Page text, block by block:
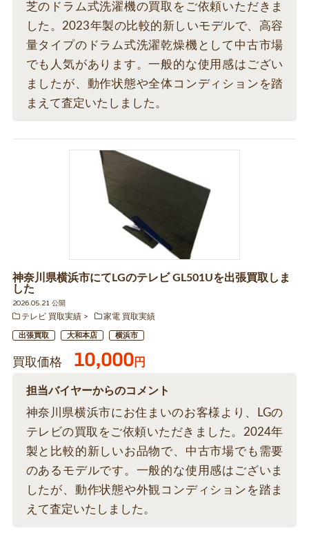
芝のドラム式洗濯機の買取をご依頼いただきま
した。2023年製の比較的新しいモデルで、高容
量タイプのドラム式洗濯乾燥機として中古市場
でも人気があります。一般的な使用感はござい
ましたが、動作状態や全体コンディションを踏
まえて査定いたしました。
神奈川県横浜市にてLGのテレビ GL501Uを出張買取しま
した
2026.05.21 公開
テレビ 買取実績
家電 買取実績
出張買取 大和本店 横浜市
買取価格 10,000円
担当バイヤーからのコメント
神奈川県横浜市にお住まいのお客様より、LGの
テレビの買取をご依頼いただきました。2024年
製と比較的新しいお品物で、中古市場でも需要
のあるモデルです。一般的な使用感はございま
したが、動作状態や外観コンディションを踏ま
えて査定いたしました。